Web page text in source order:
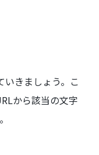
きましょう。こ
から該当の文字